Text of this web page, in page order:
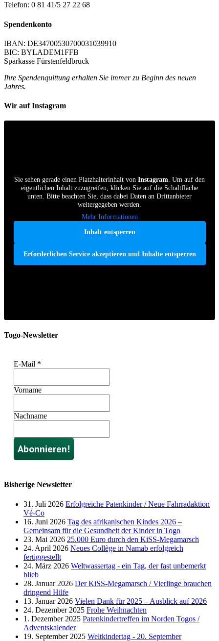
Telefon: 0 81 41/5 27 22 68
Spendenkonto
IBAN: DE34700530700031039910
BIC: BYLADEM1FFB
Sparkasse Fürstenfeldbruck
Ihre Spendenquittung erhalten Sie immer zu Beginn des neuen
Jahres.
Wir auf Instagram
Sie sehen gerade einen Platzhalterinhalt von Instagram. Um auf den
eigentlichen Inhalt zuzugreifen, klicken Sie auf die Schaltfläche
unten. Bitte beachten Sie, dass dabei Daten an Drittanbieter
weitergegeben werden.
Mehr Informationen
Inhalt entsperren
Erforderlichen Service akzeptieren und Inhalte entsperren
Togo-Newsletter
E-Mail *
Vorname
Nachname
Bisherige Newsletter
31. Juli 2026 Erfolgreiche Patenkinder / Neue Fahrradaktion
Vé-Co
16. Juni 2026 Tag des afrikanischen Kindes 2026 –
Gemeinsam für die Gesundheit der Kinder in Togo
23. Mai 2026 25.000 Euro durch den KiSS-Megamarsch
24. April 2026 Neues Collège in Namab erfolgreich
fertiggestellt
24. März 2026 Weltwassertag - ein Tag, der fast unbemerkt
blieb
28. Januar 2026 Der KiSS-Megamarsch / Vierlinge brauchen
dringend Hilfe
13. Januar 2026 Vielen Dank für 2025 – Ausblick auf 2026
24. Dezember 2025 Frohe Weihnachten
1. Dezember 2025 Patenkindertreffen im Norden Togos /
Adventskalender
19. September 2025 Weltkindertag - 20. September